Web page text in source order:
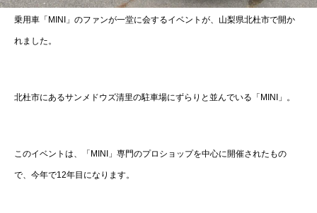
乗用車「MINI」のファンが一堂に会するイベントが、山梨県北杜市で開か
れました。
北杜市にあるサンメドウズ清里の駐車場にずらりと並んでいる「MINI」。
このイベントは、「MINI」専門のプロショップを中心に開催されたもの
で、今年で12年目になります。